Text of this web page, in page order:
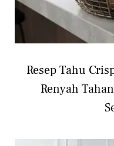
Resep Tahu
Renyah